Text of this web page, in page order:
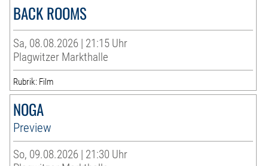
BACK ROOMS
Sa, 08.08.2026 | 21:15 Uhr
Plagwitzer Markthalle
Rubrik: Film
NOGA
Preview
So, 09.08.2026 | 21:30 Uhr